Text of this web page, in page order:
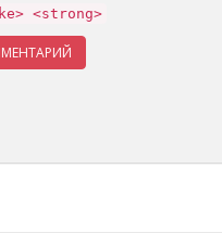
<strong>
записей